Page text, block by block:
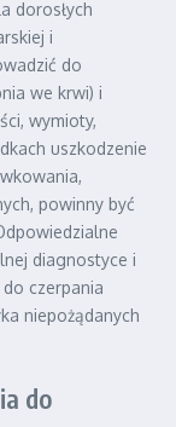
dorosłych
i
do
we krwi) i
wymioty,
uszkodzenie
powinny być
diagnostyce i
czerpania
niepożądanych
do